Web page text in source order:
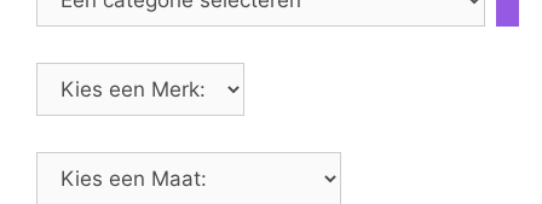
categorie